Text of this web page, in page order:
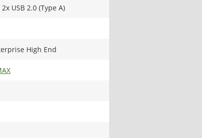
USB 2.0 (Type A)
High End